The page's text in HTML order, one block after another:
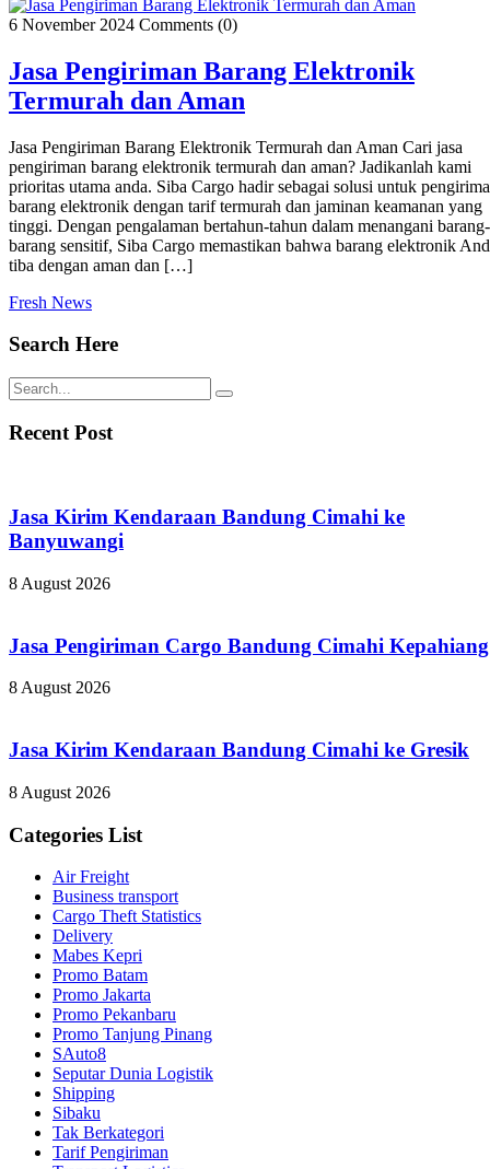
6 November 2024 Comments (0)
Jasa Pengiriman Barang Elektronik
Termurah dan Aman
Jasa Pengiriman Barang Elektronik Termurah dan Aman Cari jasa
pengiriman barang elektronik termurah dan aman? Jadikanlah kami
prioritas utama anda. Siba Cargo hadir sebagai solusi untuk
barang elektronik dengan tarif termurah dan jaminan keamanan yang
tinggi. Dengan pengalaman bertahun-tahun dalam menangani barang-
barang sensitif, Siba Cargo memastikan bahwa barang elektronik
tiba dengan aman dan […]
Fresh News
Search Here
Recent Post
Jasa Kirim Kendaraan Bandung Cimahi ke
Banyuwangi
8 August 2026
Jasa Pengiriman Cargo Bandung Cimahi Kepahiang
8 August 2026
Jasa Kirim Kendaraan Bandung Cimahi ke Gresik
8 August 2026
Categories List
Air Freight
Business transport
Cargo Theft Statistics
Delivery
Mabes Kepri
Promo Batam
Promo Jakarta
Promo Pekanbaru
Promo Tanjung Pinang
SAuto8
Seputar Dunia Logistik
Shipping
Sibaku
Tak Berkategori
Tarif Pengiriman